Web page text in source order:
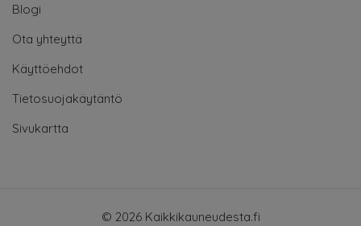
Blogi
Ota yhteyttä
Käyttöehdot
Tietosuojakäytäntö
Sivukartta
© 2026 Kaikkikauneudesta.fi